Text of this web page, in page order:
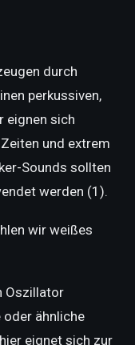
durch
perkussiven,
eignen sich
und extrem
Sounds sollten
werden (1).
wir weißes
Oszillator
ähnliche
eignet sich zur